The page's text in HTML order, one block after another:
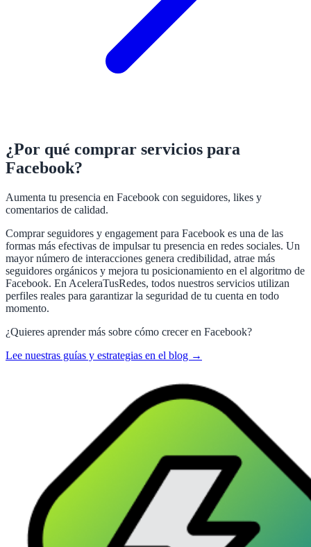
¿Por qué comprar servicios para
Facebook?
Aumenta tu presencia en Facebook con seguidores, likes y
comentarios de calidad.
Comprar seguidores y engagement para Facebook es una de las
formas más efectivas de impulsar tu presencia en redes sociales. Un
mayor número de interacciones genera credibilidad, atrae más
seguidores orgánicos y mejora tu posicionamiento en el algoritmo de
Facebook. En AceleraTusRedes, todos nuestros servicios utilizan
perfiles reales para garantizar la seguridad de tu cuenta en todo
momento.
¿Quieres aprender más sobre cómo crecer en Facebook?
Lee nuestras guías y estrategias en el blog →